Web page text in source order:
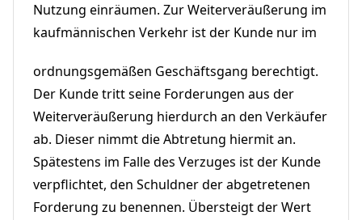
Nutzung einräumen. Zur Weiterveräußerung im
kaufmännischen Verkehr ist der Kunde nur im
ordnungsgemäßen Geschäftsgang berechtigt.
Der Kunde tritt seine Forderungen aus der
Weiterveräußerung hierdurch an den Verkäufer
ab. Dieser nimmt die Abtretung hiermit an.
Spätestens im Falle des Verzuges ist der Kunde
verpflichtet, den Schuldner der abgetretenen
Forderung zu benennen. Übersteigt der Wert